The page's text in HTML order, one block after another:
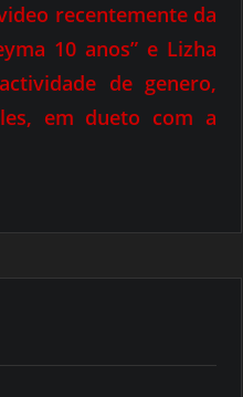
recentemente da
10 anos” e Lizha
de genero,
em dueto com a